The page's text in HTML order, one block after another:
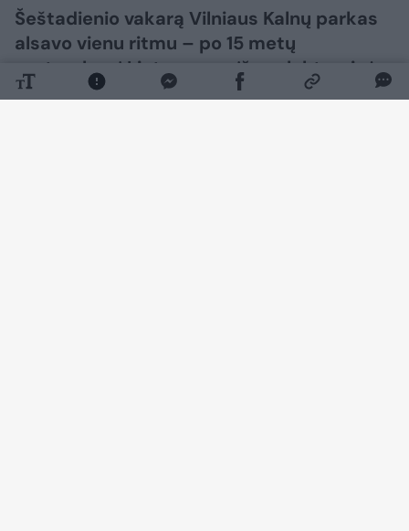
Šeštadienio vakarą Vilniaus Kalnų parkas
alsavo vienu ritmu – po 15 metų
pertraukos į Lietuvą sugrįžęs elektroninės
muzikos vizionierius Moby čia surengė